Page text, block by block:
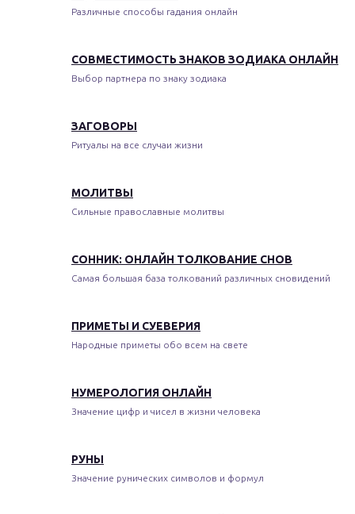
Различные способы гадания онлайн
СОВМЕСТИМОСТЬ ЗНАКОВ ЗОДИАКА ОНЛАЙН
Выбор партнера по знаку зодиака
ЗАГОВОРЫ
Ритуалы на все случаи жизни
МОЛИТВЫ
Сильные православные молитвы
СОННИК: ОНЛАЙН ТОЛКОВАНИЕ СНОВ
Самая большая база толкований различных сновидений
ПРИМЕТЫ И СУЕВЕРИЯ
Народные приметы обо всем на свете
НУМЕРОЛОГИЯ ОНЛАЙН
Значение цифр и чисел в жизни человека
РУНЫ
Значение рунических символов и формул